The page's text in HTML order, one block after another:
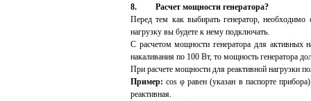
8. Расчет мощности генератора?
Перед тем как выбирать генератор,
нагрузку вы будете к нему подключать.
С расчетом мощности генератора для активных
накаливания по 100 Вт, то мощность генератора
При расчете мощности для реактивной нагрузки
Пример: cos φ равен (указан в паспорте
реактивная.